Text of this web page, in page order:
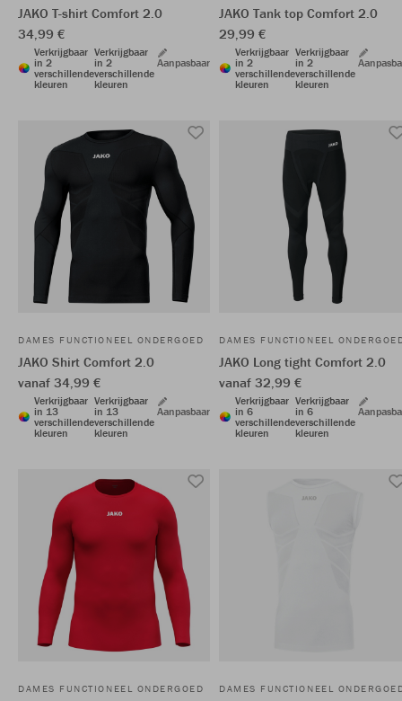
JAKO T-shirt Comfort 2.0
34,99 €
Verkrijgbaar
in 2
verschillende
kleuren
Verkrijgbaar
in 2
verschillende
kleuren
Aanpasbaar
JAKO Tank top Comfort 2.0
29,99 €
Verkrijgbaar
in 2
verschillende
kleuren
Verkrijgbaar
in 2
verschillende
kleuren
DAMES FUNCTIONEEL ONDERGOED
JAKO Shirt Comfort 2.0
vanaf 34,99 €
Verkrijgbaar
in 13
verschillende
kleuren
Verkrijgbaar
in 13
verschillende
kleuren
Aanpasbaar
DAMES FUNCTIONEEL
JAKO Long tight Comfort 2.0
vanaf 32,99 €
Verkrijgbaar
in 6
verschillende
kleuren
Verkrijgbaar
in 6
verschillende
kleuren
DAMES FUNCTIONEEL ONDERGOED DAMES FUNCTIONEEL